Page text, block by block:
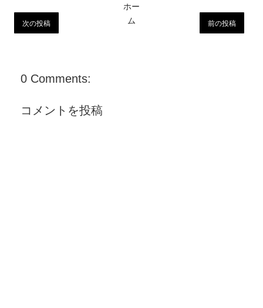
次の投稿 前の投稿
ホー
ム
0 Comments:
コメントを投稿